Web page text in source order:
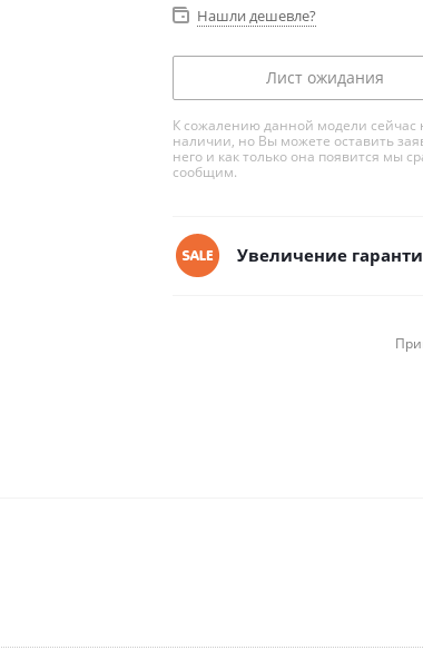
Нашли дешевле?
Лист ожидания
К сожалению данной модели сейчас
наличии, но Вы можете оставить
него и как только она появится мы
сообщим.
Увеличение